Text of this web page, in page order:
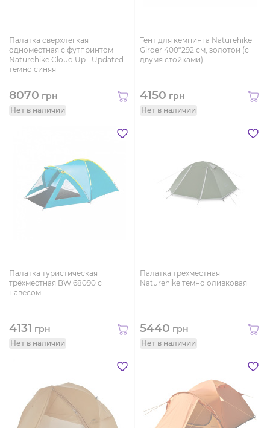
Палатка сверхлегкая
одноместная с футпринтом
Naturehike Cloud Up 1 Updated
темно синяя
8070 грн
Нет в наличии
Тент для кемпинга Naturehike
Girder 400*292 см, золотой (с
двумя стойками)
4150 грн
Нет в наличии
Палатка туристическая
трёхместная BW 68090 с
навесом
4131 грн
Нет в наличии
Палатка трехместная
Naturehike темно оливковая
5440 грн
Нет в наличии